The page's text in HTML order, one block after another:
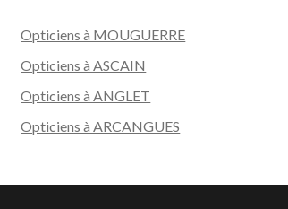
Opticiens à MOUGUERRE
Opticiens à ASCAIN
Opticiens à ANGLET
Opticiens à ARCANGUES